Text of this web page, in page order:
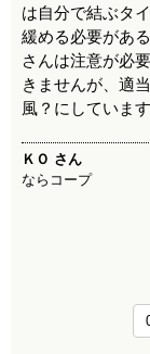
は自分で結ぶタ
緩める必要があ
さんは注意が必
きませんが、適
風？にしています
ＫＯ さん
ならコープ